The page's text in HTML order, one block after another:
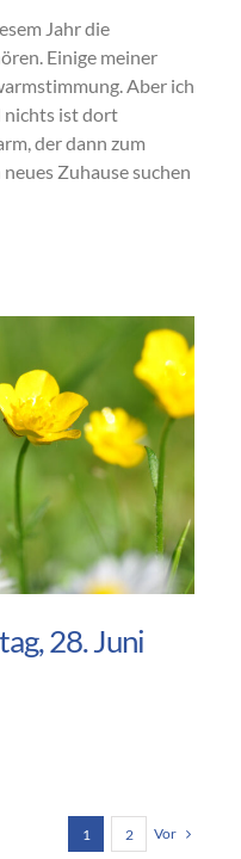
Jahr die
Einige meiner
Aber ich
nichts ist dort
der dann zum
Zuhause suchen
28. Juni
1 2 Vor